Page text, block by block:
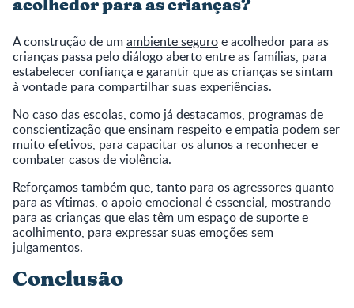
acolhedor para as crianças?
A construção de umambiente seguroe acolhedor para as
crianças passa pelo diálogo aberto entre as famílias, para
estabelecer confiança e garantir que as crianças se sintam
à vontade para compartilhar suas experiências.
No caso das escolas, como já destacamos, programas de
conscientização que ensinam respeito e empatia podem ser
muito efetivos, para capacitar os alunos a reconhecer e
combater casos de violência.
Reforçamos também que, tanto para os agressores quanto
para as vítimas, o apoio emocional é essencial, mostrando
para as crianças que elas têm um espaço de suporte e
acolhimento, para expressar suas emoções sem
julgamentos.
Conclusão